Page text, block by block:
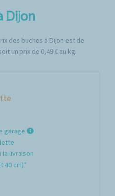
Dijon
des buches à Dijon est de
un prix de 0,49 € au kg.
garage
la livraison
40 cm)*